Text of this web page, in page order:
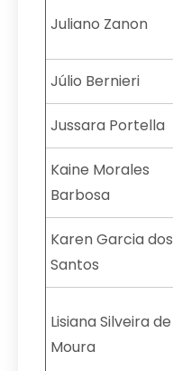
Juliano Zanon
Júlio Bernieri
Jussara Portella
Kaine Morales
Barbosa
Karen Garcia dos
Santos
Lisiana Silveira de
Moura